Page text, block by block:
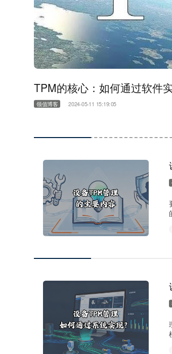
TPM的核心：如何通过软件
领值博客 2024-05-11 15:19:05